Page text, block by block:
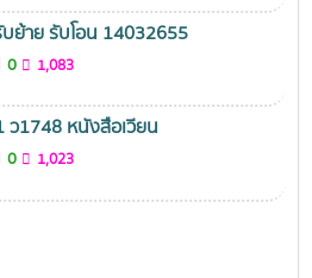
ย้าย รับโอน 14032655
0 1,083
1748 หนังสือเวียน
0 1,023